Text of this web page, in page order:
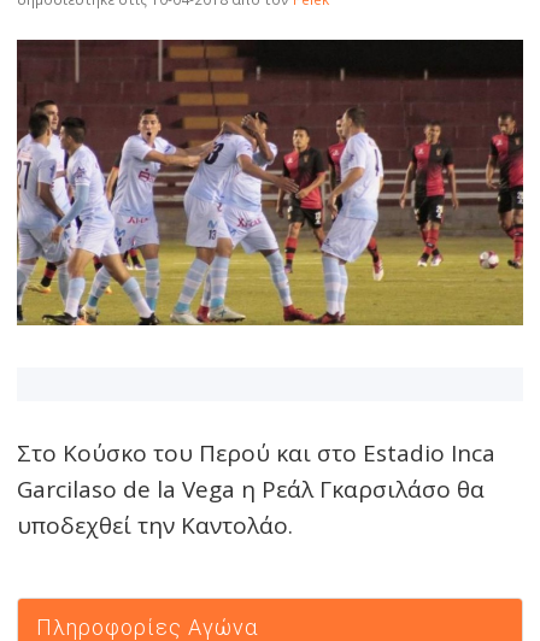
Στο Κούσκο του Περού και στο Estadio Inca
Garcilaso de la Vega η Ρεάλ Γκαρσιλάσο θα
υποδεχθεί την Καντολάο.
Πληροφορίες Αγώνα